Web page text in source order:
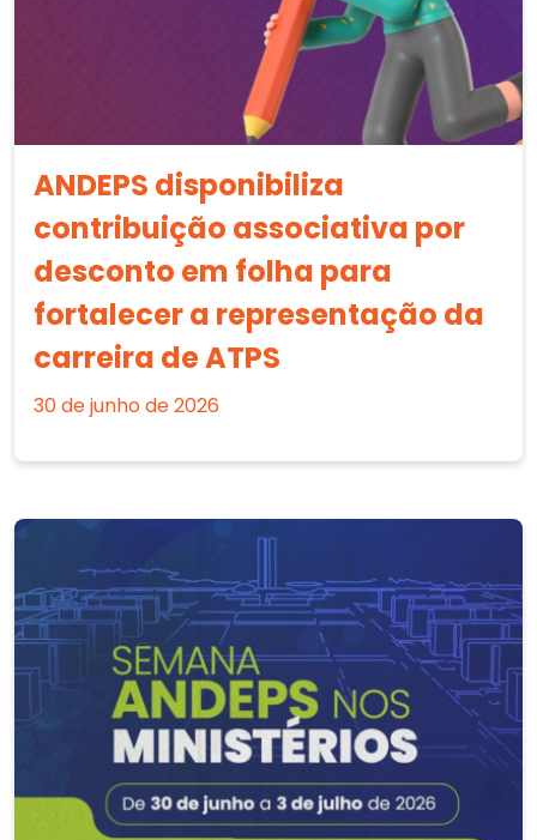
ANDEPS disponibiliza
contribuição associativa por
desconto em folha para
fortalecer a representação da
carreira de ATPS
30 de junho de 2026